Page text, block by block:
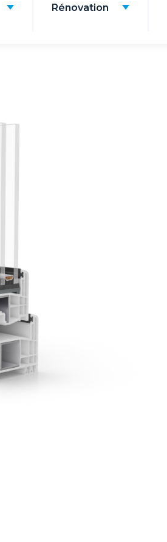
Rénovation